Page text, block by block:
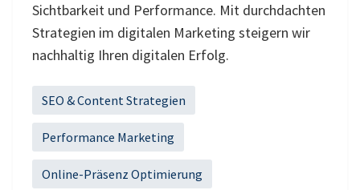
Sichtbarkeit und Performance. Mit durchdachten
Strategien im digitalen Marketing steigern wir
nachhaltig Ihren digitalen Erfolg.
SEO & Content Strategien
Performance Marketing
Online-Präsenz Optimierung